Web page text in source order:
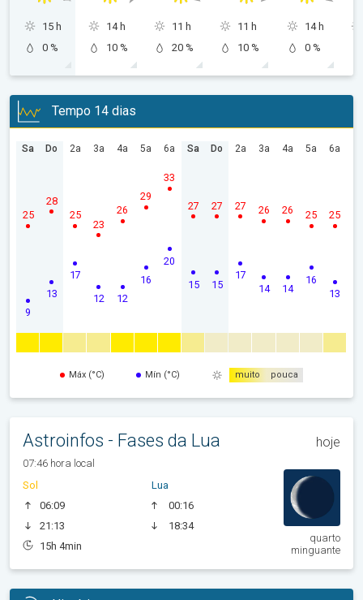
15 h
0 %
14 h
10 %
11 h
20 %
11 h
10 %
14 h
0 %
Tempo 14 dias
Sa
9
25
Do
13
28
2a
17
25
3a
12
23
4a
12
26
5a
16
29
6a
20
33
Sa
15
27
Do
15
27
2a
17
27
3a
14
26
4a
14
26
5a
16
25
6a
13
25
Máx (°C) Mín (°C) muito pouca
Astroinfos - Fases da Lua hoje
07:46 hora local
Sol
06:09
21:13
15h 4min
Lua
00:16
18:34
quarto
minguante